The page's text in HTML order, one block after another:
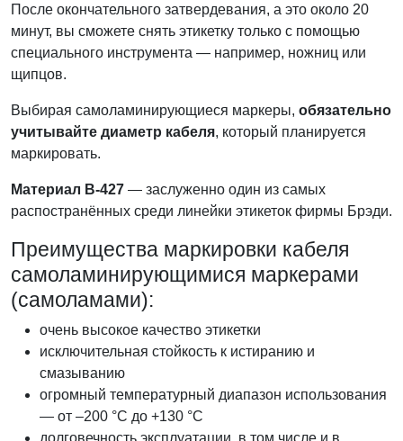
После окончательного затвердевания, а это около 20
минут, вы сможете снять этикетку только с помощью
специального инструмента — например, ножниц или
щипцов.
Выбирая самоламинирующиеся маркеры, обязательно
учитывайте диаметр кабеля, который планируется
маркировать.
Материал B-427 — заслуженно один из самых
распостранённых среди линейки этикеток фирмы Брэди.
Преимущества маркировки кабеля
самоламинирующимися маркерами
(самоламами):
очень высокое качество этикетки
исключительная стойкость к истиранию и
смазыванию
огромный температурный диапазон использования
— от –200 °C до +130 °C